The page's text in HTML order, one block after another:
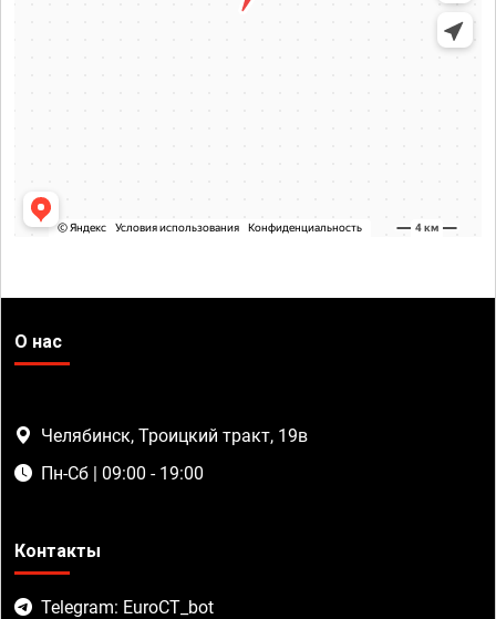
О нас
Челябинск, Троицкий тракт, 19в
Пн-Сб | 09:00 - 19:00
Контакты
Telegram: EuroCT_bot